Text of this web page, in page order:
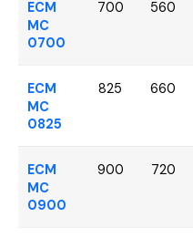
ECM
MC
0700
700 560
ECM
MC
0825
825 660
ECM
MC
0900
900 720